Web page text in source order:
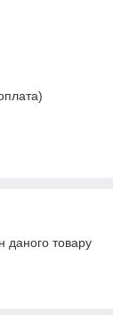
даного товару